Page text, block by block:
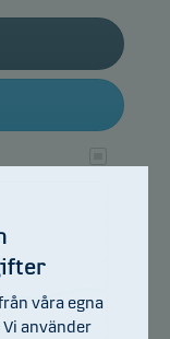
våra egna
använder